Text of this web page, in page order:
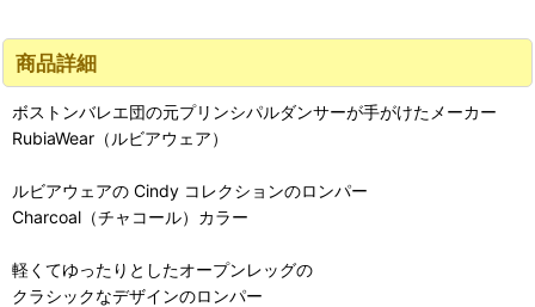
商品詳細
ボストンバレエ団の元プリンシパルダンサーが手がけたメーカー
RubiaWear（ルビアウェア）
ルビアウェアの Cindy コレクションのロンパー
Charcoal（チャコール）カラー
軽くてゆったりとしたオープンレッグの
クラシックなデザインのロンパー